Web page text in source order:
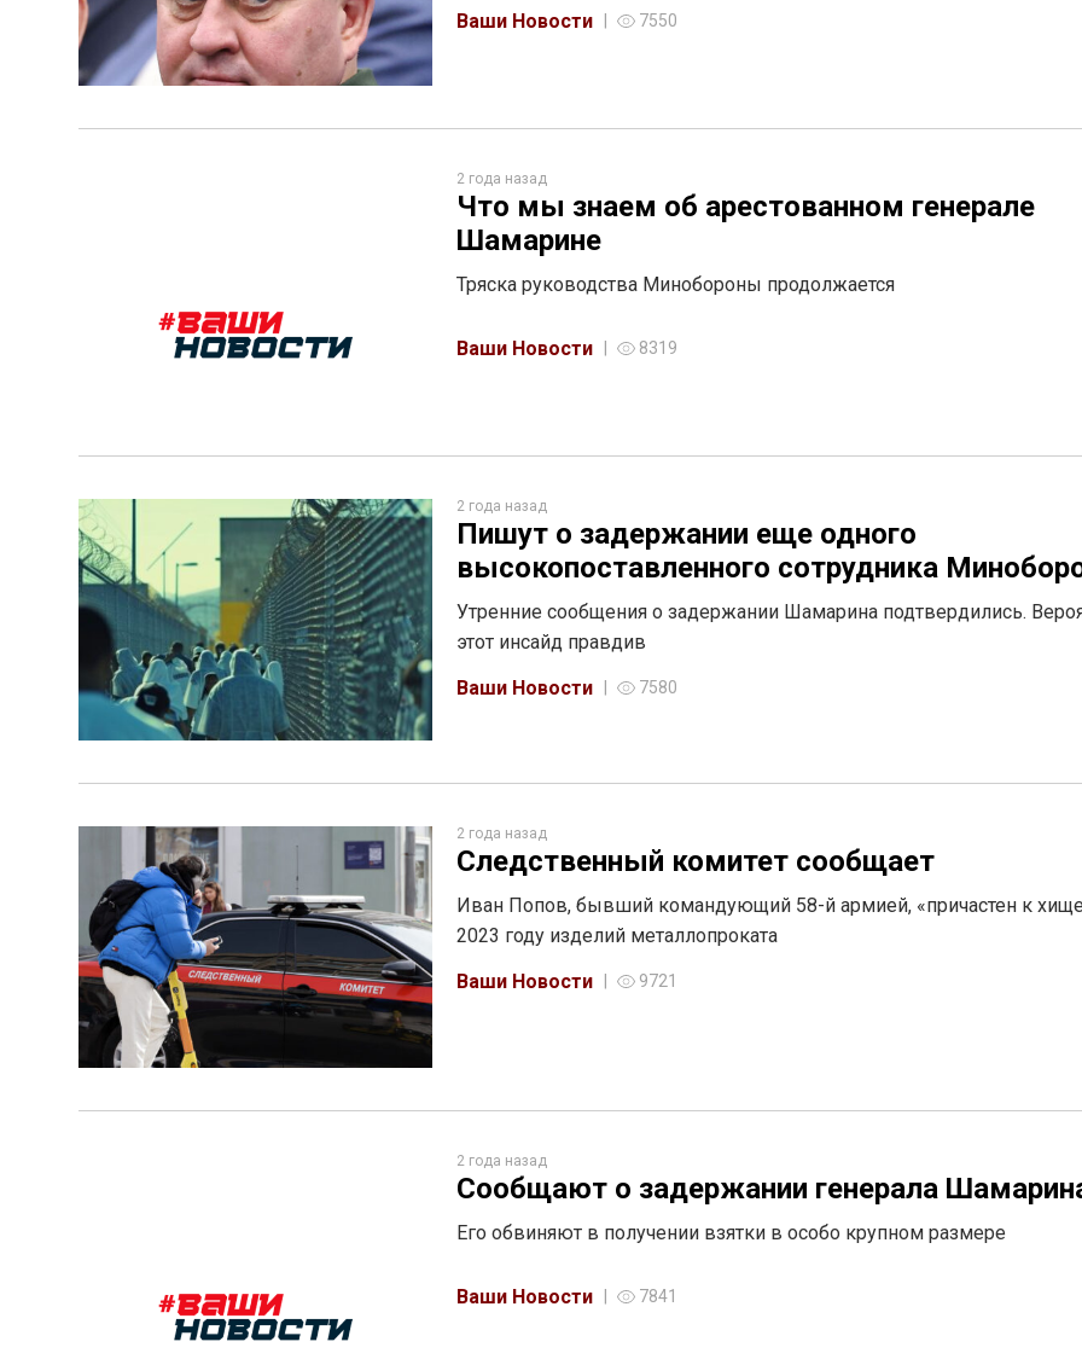
Ваши Новости 7550
2 года назад
Что мы знаем об арестованном генерале
Шамарине
Тряска руководства Минобороны продолжается
Ваши Новости 8319
2 года назад
Пишут о задержании еще одного
высокопоставленного сотрудника
Утренние сообщения о задержании Шамарина подтвердились.
этот инсайд правдив
Ваши Новости
7580
2 года назад
Следственный комитет сообщает
Иван Попов, бывший командующий 58-й армией, «причастен к
2023 году изделий металлопроката
Ваши Новости
9721
2 года назад
Сообщают о задержании генерала
Его обвиняют в получении взятки в особо крупном размере
Ваши Новости 7841